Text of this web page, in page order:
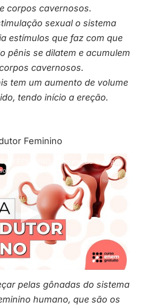
corpos cavernosos.
sexual o sistema
estímulos que faz com que
pênis se dilatem e acumulem
cavernosos.
tem um aumento de volume
tendo início a ereção.
Feminino
FEMININO | Resumo de Biologia
Juliana Evelyn
pelas gônadas do sistema
humano, que são os